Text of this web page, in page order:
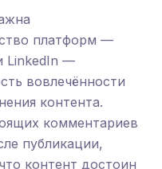
платформ —
LinkedIn —
вовлечённости
контента.
комментариев
публикации,
контент достоин